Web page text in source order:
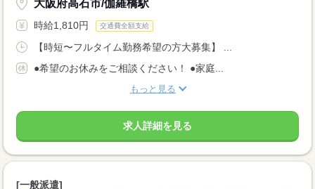
大阪府高石市/伽羅橋駅
時給1,810円 交通費全額支給
【時短〜フルタイム勤務希望の方大募集】 ...
●希望のお休みをご相談ください！ ●家庭...
もっと見る
求人詳細を見る
[一般派遣]